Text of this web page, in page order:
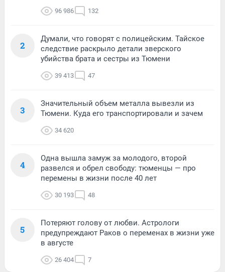
96 986 132
2
Думали, что говорят с полицейским. Тайское
следствие раскрыло детали зверского
убийства брата и сестры из Тюмени
39 413 47
3
Значительный объем металла вывезли из
Тюмени. Куда его транспортировали и зачем
34 620
4
Одна вышла замуж за молодого, второй
развелся и обрел свободу: тюменцы — про
перемены в жизни после 40 лет
30 193 48
5
Потеряют голову от любви. Астрологи
предупреждают Раков о переменах в жизни уже
в августе
26 404 7